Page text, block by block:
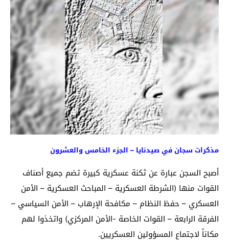
مذكرات سجان في صيدنايا – الجزء الخامس والعشرون
أصبح السجن عبارة عن ثكنة عسكرية كبيرة تضم جميع أصناف
القوات منها (الشرطة العسكرية – المباحث العسكرية – الأمن
العسكري – حفظ النظام – مكافحة الإرهاب – الأمن السياسي –
الفرقة الرابعة – القوات الخاصة -الأمن المركزي) واتخذوا لهم
مكاناً لاجتماع المسؤولين العسكريين.